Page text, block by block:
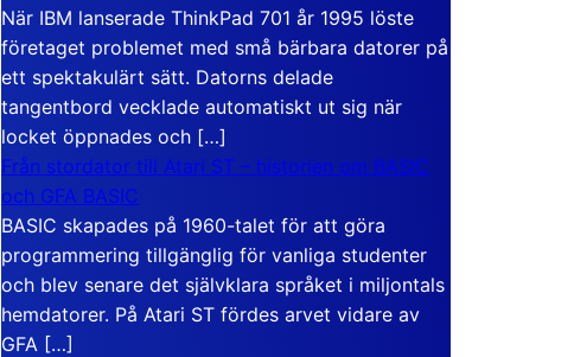
När IBM lanserade ThinkPad 701 år 1995 löste
företaget problemet med små bärbara datorer på
ett spektakulärt sätt. Datorns delade
tangentbord vecklade automatiskt ut sig när
locket öppnades och […]
Från stordator till Atari ST – historien om BASIC
och GFA BASIC
BASIC skapades på 1960-talet för att göra
programmering tillgänglig för vanliga studenter
och blev senare det självklara språket i miljontals
hemdatorer. På Atari ST fördes arvet vidare av
GFA […]